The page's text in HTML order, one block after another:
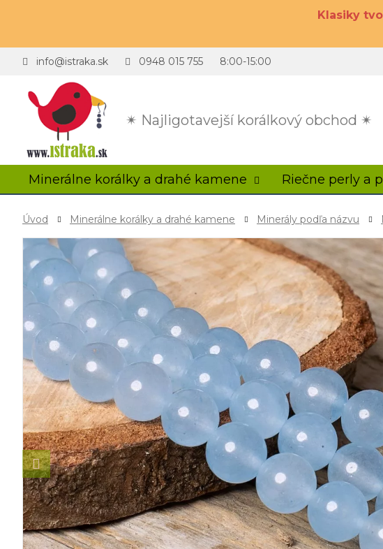
Klasiky
✴ Najligotavejší korálkový obchod ✴
info@istraka.sk 0948 015 755 8:00-15:00
Minerálne korálky a drahé kamene Riečne perly a
Úvod Minerálne korálky a drahé kamene Minerály podľa názvu